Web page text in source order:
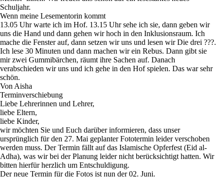
Schuljahr.
Wenn meine Lesementorin kommt
13.05 Uhr warte ich im Hof. 13.15 Uhr sehe ich sie, dann geben wir
uns die Hand und dann gehen wir hoch in den Inklusionsraum. Ich
mache die Fenster auf, dann setzen wir uns und lesen wir Die drei ???.
Ich lese 30 Minuten und dann machen wir ein Rebus. Dann gibt sie
mir zwei Gummibärchen, räumt ihre Sachen auf. Danach
verabschieden wir uns und ich gehe in den Hof spielen. Das war sehr
schön.
Von Aisha
Terminverschiebung
Liebe Lehrerinnen und Lehrer,
liebe Eltern,
liebe Kinder,
wir möchten Sie und Euch darüber informieren, dass unser
ursprünglich für den 27. Mai geplanter Fototermin leider verschoben
werden muss. Der Termin fällt auf das Islamische Opferfest (Eid al-
Adha), was wir bei der Planung leider nicht berücksichtigt hatten. Wir
bitten hierfür herzlich um Entschuldigung.
Der neue Termin für die Fotos ist nun der02. Juni.